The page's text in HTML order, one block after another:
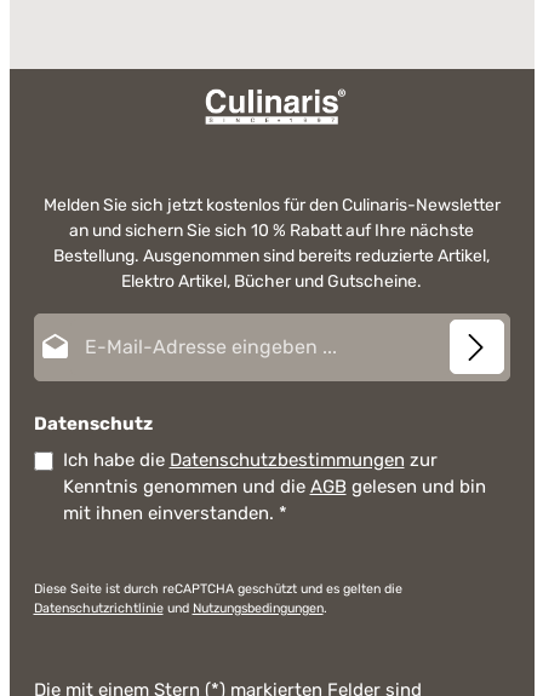
Melden Sie sich jetzt kostenlos für den Culinaris-Newsletter
an und sichern Sie sich 10 % Rabatt auf Ihre nächste
Bestellung. Ausgenommen sind bereits reduzierte Artikel,
Elektro Artikel, Bücher und Gutscheine.
Datenschutz
Ich habe die Datenschutzbestimmungen zur
Kenntnis genommen und die AGB gelesen und bin
mit ihnen einverstanden. *
Diese Seite ist durch reCAPTCHA geschützt und es gelten die
Datenschutzrichtlinieund Nutzungsbedingungen.
Die mit einem Stern (*) markierten Felder sind